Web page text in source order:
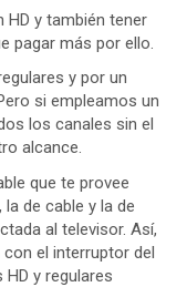
HD y también tener
pagar más por ello.
y por un
si empleamos un
los canales sin el
alcance.
que te provee
de cable y la de
al televisor. Así,
el interruptor del
y regulares